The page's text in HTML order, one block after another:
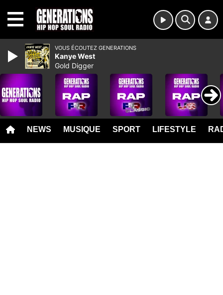
NEWS MUSIQUE SPORT LIFESTYLE
VOUS ÉCOUTEZ GENERATIONS
Kanye West
Gold Digger